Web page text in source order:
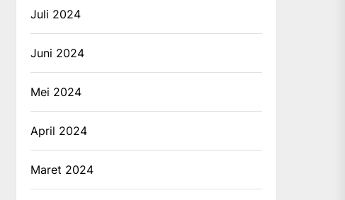
Juli 2024
Juni 2024
Mei 2024
April 2024
Maret 2024